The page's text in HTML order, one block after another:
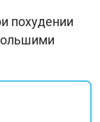
похудении